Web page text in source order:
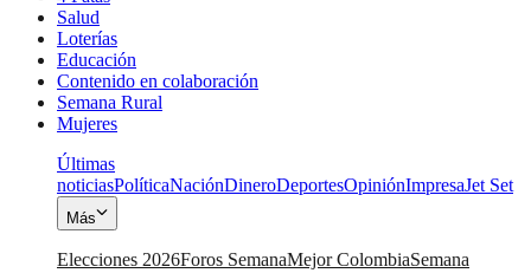
Salud
Loterías
Educación
Contenido en colaboración
Semana Rural
Mujeres
Últimas
noticiasPolíticaNaciónDineroDeportesOpiniónImpresaJet Set
Más
Elecciones 2026Foros SemanaMejor ColombiaSemana